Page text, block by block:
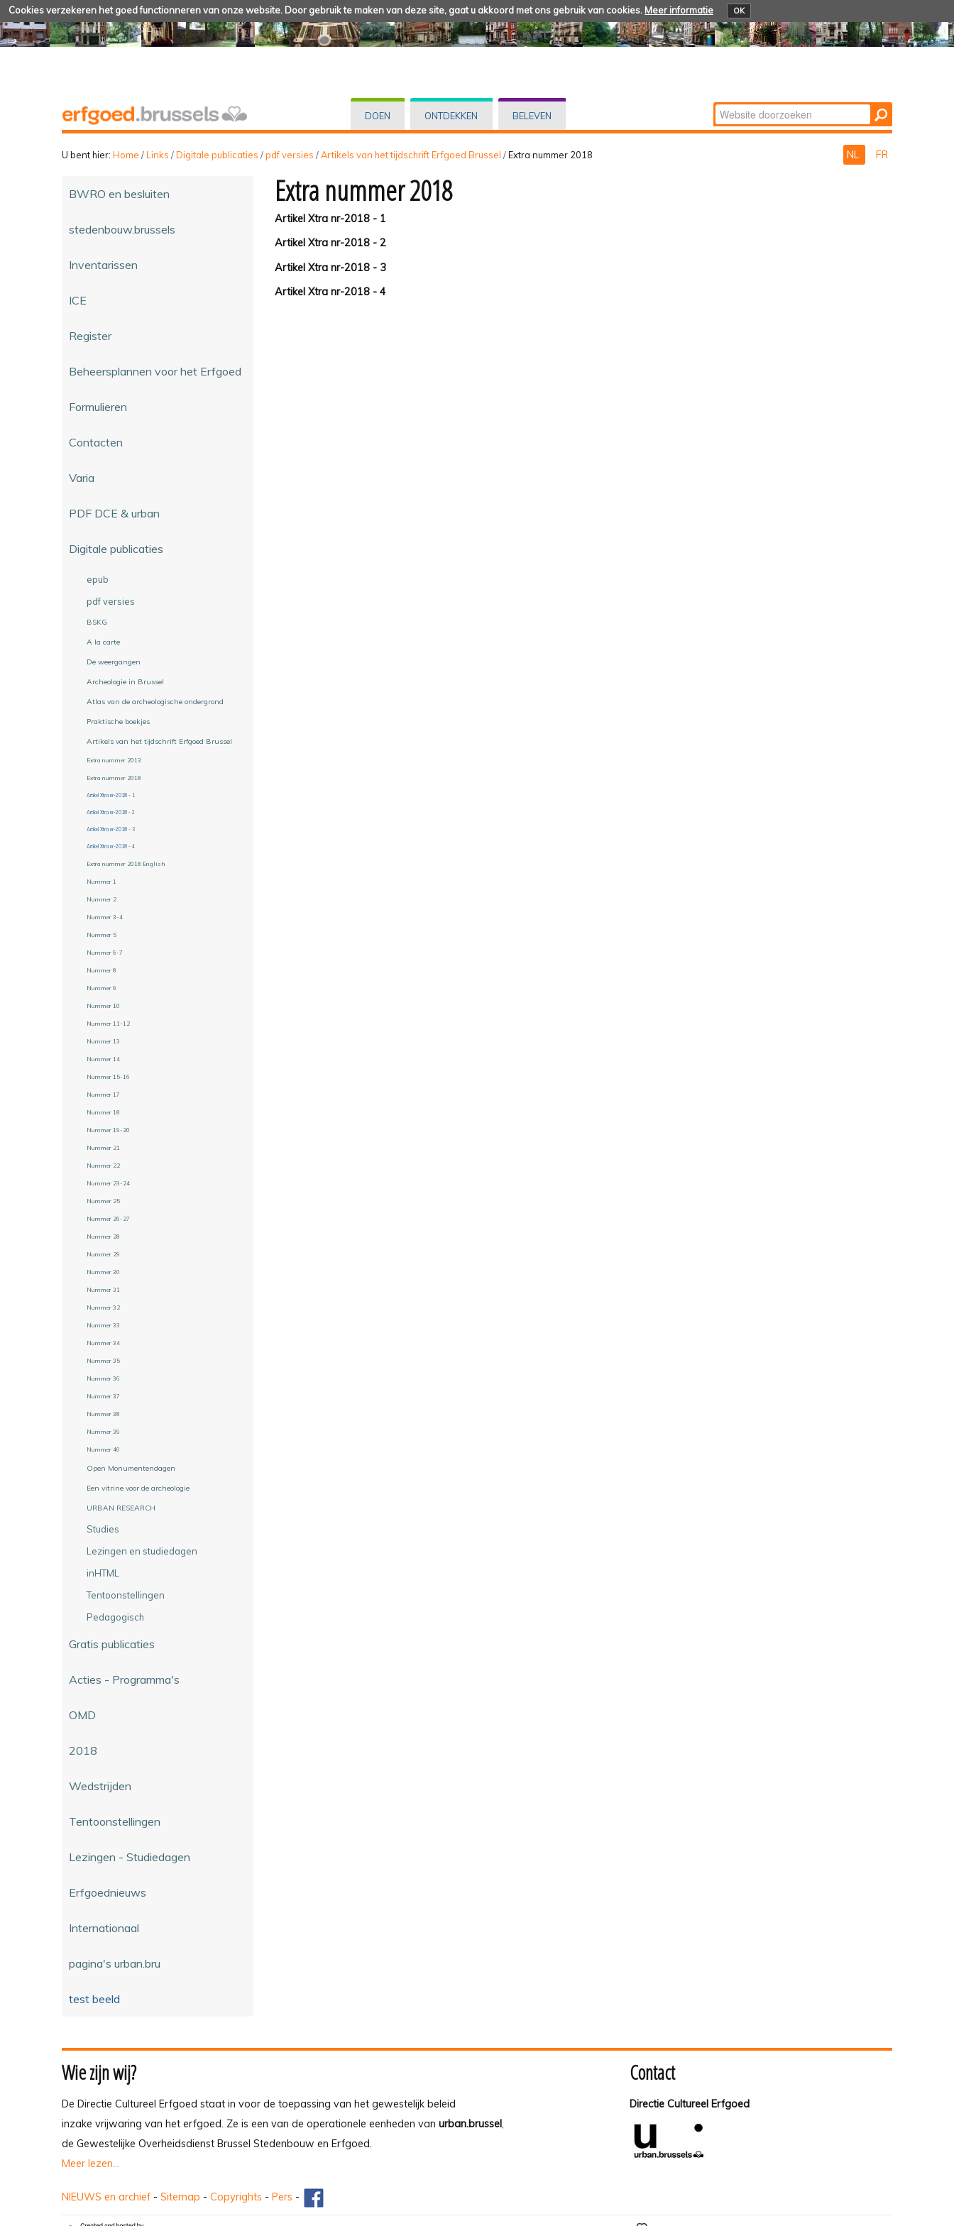
Cookies verzekeren het goed functionneren van onze website. Door gebruik te maken van deze site, gaat u akkoord met ons gebruik van cookies. Meer informatie OK
DOEN ONTDEKKEN BELEVEN Zoek
Geavanceerd
U bent hier: Home /Links /Digitale publicaties /pdf versies /Artikels van het tijdschrift Erfgoed Brussel /Extra nummer 2018 NL FR
BWRO en besluiten
stedenbouw.brussels
Inventarissen
ICE
Register
Beheersplannen voor het Erfgoed
Formulieren
Contacten
Varia
PDF DCE & urban
Digitale publicaties
epub
pdf versies
BSKG
A la carte
De weergangen
Archeologie in Brussel
Atlas van de archeologische ondergrond
Praktische boekjes
Artikels van het tijdschrift Erfgoed Brussel
Extra nummer 2013
Extra nummer 2018
Artikel Xtra nr-2018 - 1
Artikel Xtra nr-2018 - 2
Artikel Xtra nr-2018 - 3
Artikel Xtra nr-2018 - 4
Extra nummer 2018 English
Nummer 1
Nummer 2
Nummer 3-4
Nummer 5
Nummer 6-7
Nummer 8
Nummer 9
Nummer 10
Nummer 11-12
Nummer 13
Nummer 14
Nummer 15-16
Nummer 17
Nummer 18
Nummer 19-20
Nummer 21
Nummer 22
Nummer 23-24
Nummer 25
Nummer 26-27
Nummer 28
Nummer 29
Nummer 30
Nummer 31
Nummer 32
Nummer 33
Nummer 34
Nummer 35
Nummer 36
Nummer 37
Nummer 38
Nummer 39
Nummer 40
Open Monumentendagen
Een vitrine voor de archeologie
URBAN RESEARCH
Studies
Lezingen en studiedagen
inHTML
Tentoonstellingen
Pedagogisch
Gratis publicaties
Acties - Programma's
OMD
2018
Wedstrijden
Tentoonstellingen
Lezingen - Studiedagen
Erfgoednieuws
Internationaal
pagina's urban.bru
test beeld
Extra nummer 2018
Artikel Xtra nr-2018 - 1
Artikel Xtra nr-2018 - 2
Artikel Xtra nr-2018 - 3
Artikel Xtra nr-2018 - 4
Wie zijn wij?
De Directie Cultureel Erfgoed staat in voor de toepassing van het gewestelijk beleid
inzake vrijwaring van het erfgoed. Ze is een van de operationele eenheden van urban.brussel,
de Gewestelijke Overheidsdienst Brussel Stedenbouw en Erfgoed.
Meer lezen...
Contact
Directie Cultureel Erfgoed
NIEUWS en archief - Sitemap - Copyrights - Pers -